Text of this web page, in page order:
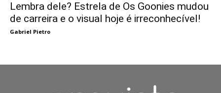
Lembra dele? Estrela de Os Goonies mudou
de carreira e o visual hoje é irreconhecível!
Gabriel Pietro